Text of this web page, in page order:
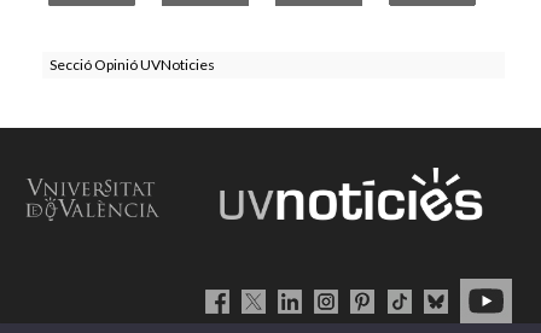
Secció Opinió UVNoticies